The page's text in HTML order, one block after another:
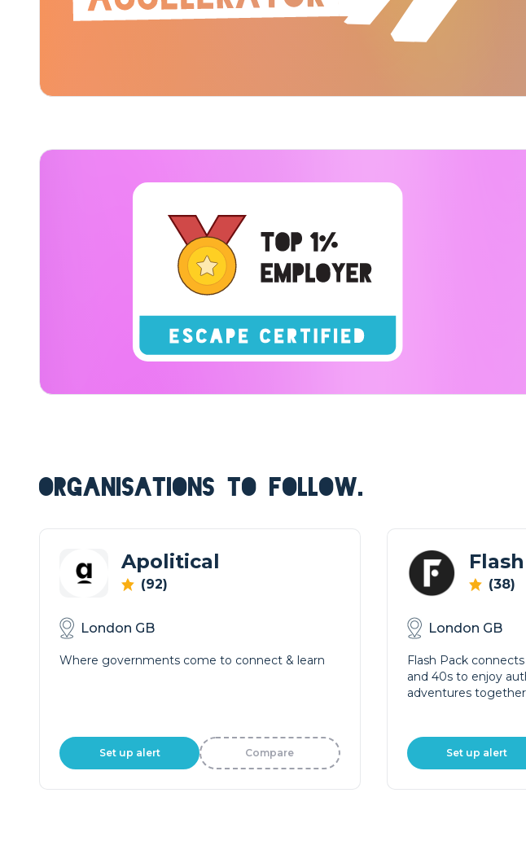
ORGANISATIONS TO FOLLOW.
Apolitical
(92)
London GB
Where governments come to connect & learn
Set up alert Compare
(38)
London GB
Flash Pack
and 40s to enjoy
adventures together
Set up alert